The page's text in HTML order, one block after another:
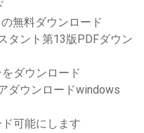
無料ダウンロード
タント第13版PDFダウン
ダウンロード
ダウンロードwindows
可能にします